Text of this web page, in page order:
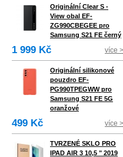
Originální Clear S -
View obal EF-
ZG990CBEGEE pro
Samsung S21 FE černý
1 999 Kč více >
Originální silikonové
pouzdro EF-
PG990TPEGWW pro
Samsung S21 FE 5G
oranžové
499 Kč více >
TVRZENÉ SKLO PRO
IPAD AIR 3 10,5 " 2019